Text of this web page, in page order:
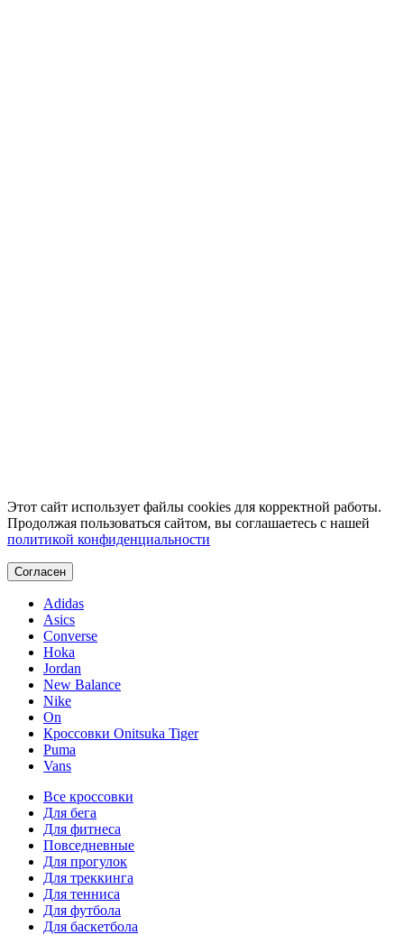
Этот сайт использует файлы cookies для корректной работы.
Продолжая пользоваться сайтом, вы соглашаетесь с нашей
политикой конфиденциальности
Согласен
Adidas
Asics
Converse
Hoka
Jordan
New Balance
Nike
On
Кроссовки Onitsuka Tiger
Puma
Vans
Все кроссовки
Для бега
Для фитнеса
Повседневные
Для прогулок
Для треккинга
Для тенниса
Для футбола
Для баскетбола